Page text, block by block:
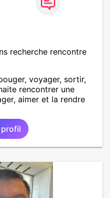
recherche rencontre
voyager, sortir,
rencontrer une
aimer et la rendre
profil